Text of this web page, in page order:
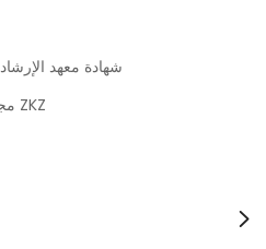
شهادة معهد
مجوهرات ZKZ